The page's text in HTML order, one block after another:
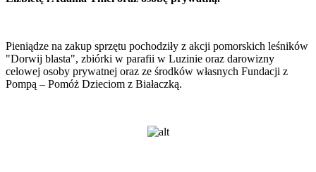
Pieniądze na zakup sprzętu pochodziły z akcji pomorskich leśników
"Dorwij blasta", zbiórki w parafii w Luzinie oraz darowizny
celowej osoby prywatnej oraz ze środków własnych Fundacji z
Pompą – Pomóż Dzieciom z Białaczką.